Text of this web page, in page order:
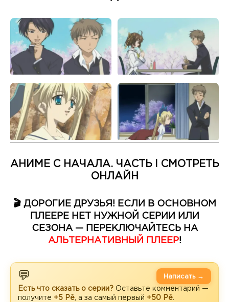
АНИМЕ С НАЧАЛА. ЧАСТЬ I СМОТРЕТЬ
ОНЛАЙН
🎬 ДОРОГИЕ ДРУЗЬЯ! ЕСЛИ В ОСНОВНОМ
ПЛЕЕРЕ НЕТ НУЖНОЙ СЕРИИ ИЛИ
СЕЗОНА — ПЕРЕКЛЮЧАЙТЕСЬ НА
АЛЬТЕРНАТИВНЫЙ ПЛЕЕР!
💬
Есть что сказать о серии? Оставьте комментарий —
получите +5 Рё , а за самый первый +50 Рё
Написать →